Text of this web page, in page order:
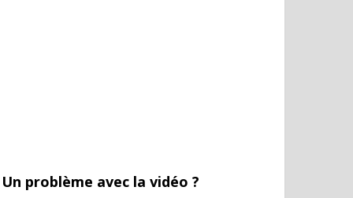
Un problème avec la vidéo ?